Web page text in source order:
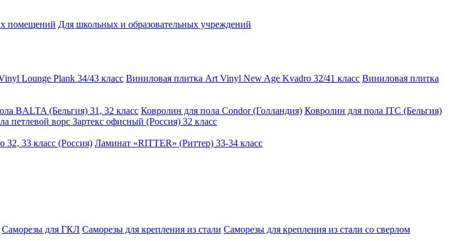
помещений Для школьных и образовательных учреждений
Lounge Plank 34/43 класс Виниловая плитка Art Vinyl New Age Kvadro 32/41 класс Виниловая плитка
BALTA (Бельгия) 31, 32 класс Ковролин для пола Condor (Голландия) Ковролин для пола ITC (Бельгия)
петлевой ворс Зартекс офисный (Россия) 32 класс
32, 33 класс (Россия) Ламинат «RITTER» (Риттер) 33-34 класс
Саморезы для ГКЛ Саморезы для крепления из стали Саморезы для крепления из стали со сверлом